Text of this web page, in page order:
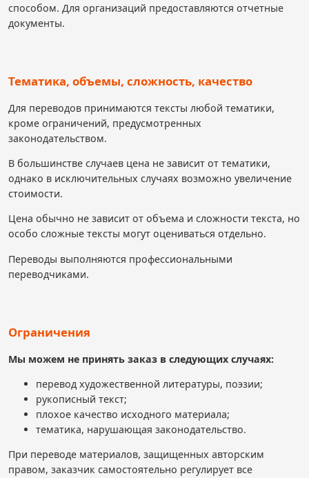
способом. Для организаций предоставляются отчетные
документы.
Тематика, объемы, сложность, качество
Для переводов принимаются тексты любой тематики,
кроме ограничений, предусмотренных
законодательством.
В большинстве случаев цена не зависит от тематики,
однако в исключительных случаях возможно увеличение
стоимости.
Цена обычно не зависит от объема и сложности текста, но
особо сложные тексты могут оцениваться отдельно.
Переводы выполняются профессиональными
переводчиками.
Ограничения
Мы можем не принять заказ в следующих случаях:
перевод художественной литературы, поэзии;
рукописный текст;
плохое качество исходного материала;
тематика, нарушающая законодательство.
При переводе материалов, защищенных авторским
правом, заказчик самостоятельно регулирует все